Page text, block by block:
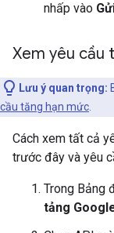
nhấp vào
Xem yêu cầu
Lưu ý quan trọng:
cầu tăng hạn mức
Cách xem tất cả
trước đây và yêu
Trong Bảng
tảng